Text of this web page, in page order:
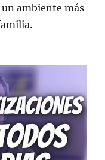
ambiente más